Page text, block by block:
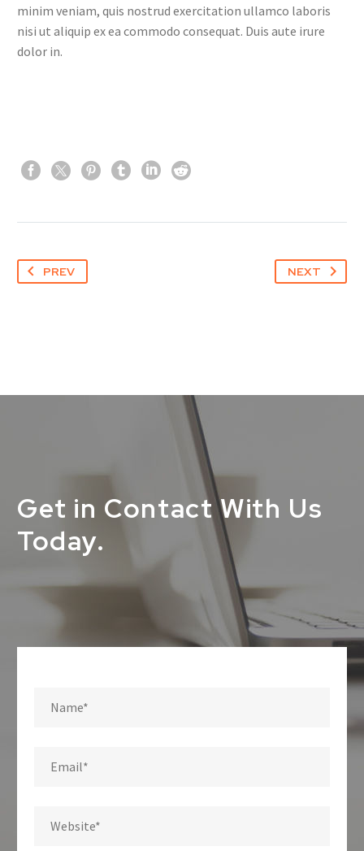
minim veniam, quis nostrud exercitation ullamco laboris
nisi ut aliquip ex ea commodo consequat. Duis aute irure
dolor in.
PREV NEXT
Get in Contact With Us
Today.